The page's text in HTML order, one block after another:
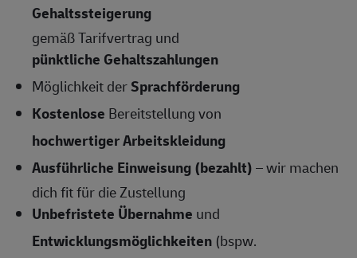
Gehaltssteigerung
gemäß Tarifvertrag und
pünktliche Gehaltszahlungen
Möglichkeit derSprachförderung
Kostenlose Bereitstellung von
hochwertiger Arbeitskleidung
Ausführliche Einweisung (bezahlt)– wir machen
dich fit für die Zustellung
Unbefristete Übernahme und
Entwicklungsmöglichkeiten (bspw.